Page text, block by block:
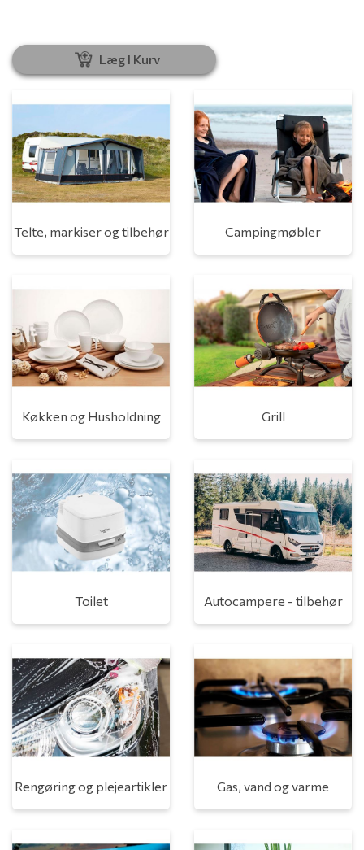
Læg I Kurv
Telte, markiser og tilbehør Campingmøbler
Køkken og Husholdning Grill
Toilet Autocampere - tilbehør
Rengøring og plejeartikler Gas, vand og varme